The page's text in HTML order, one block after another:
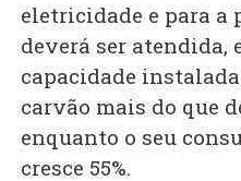
eletricidade e para
deverá ser atendida,
capacidade
carvão mais do que
enquanto o seu
cresce 55%.